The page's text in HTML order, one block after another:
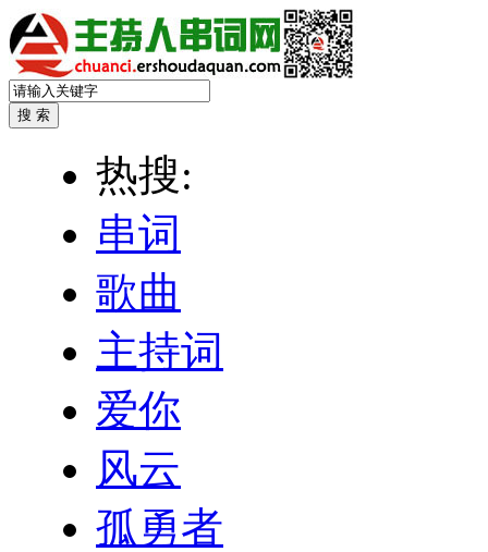
热搜:
串词
歌曲
主持词
爱你
风云
孤勇者